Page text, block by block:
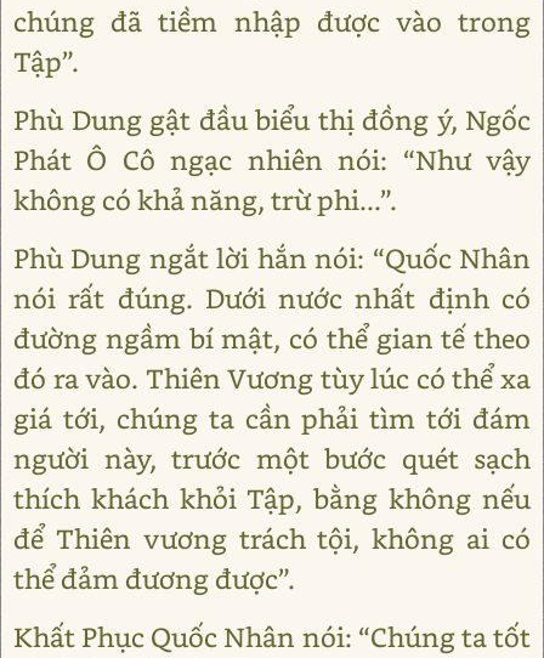
chúng đã tiềm nhập được vào trong
Tập”.
Phù Dung gật đầu biểu thị đồng ý, Ngốc
Phát Ô Cô ngạc nhiên nói: “Như vậy
không có khả năng, trừ phi...”.
Phù Dung ngắt lời hắn nói: “Quốc Nhân
nói rất đúng. Dưới nước nhất định có
đường ngầm bí mật, có thể gian tế theo
đó ra vào. Thiên Vương tùy lúc có thể xa
giá tới, chúng ta cần phải tìm tới đám
người này, trước một bước quét sạch
thích khách khỏi Tập, bằng không nếu
để Thiên vương trách tội, không ai có
thể đảm đương được”.
Khất Phục Quốc Nhân nói: “Chúng ta tốt